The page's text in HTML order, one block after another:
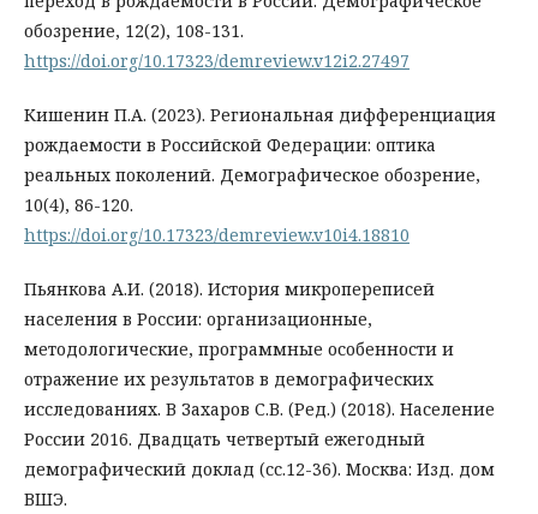
обозрение, 12(2), 108-131.
https://doi.org/10.17323/demreview.v12i2.27497
Кишенин П.А. (2023). Региональная дифференциация
рождаемости в Российской Федерации: оптика
реальных поколений. Демографическое обозрение,
10(4), 86-120.
https://doi.org/10.17323/demreview.v10i4.18810
Пьянкова А.И. (2018). История микропереписей
населения в России: организационные,
методологические, программные особенности и
отражение их результатов в демографических
исследованиях. В Захаров С.В. (Ред.) (2018). Население
России 2016. Двадцать четвертый ежегодный
демографический доклад (сс.12-36). Москва: Изд. дом
ВШЭ.